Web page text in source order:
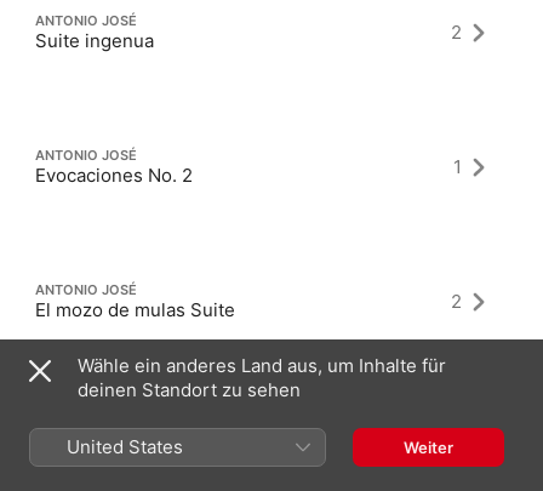
ANTONIO JOSÉ
Suite ingenua 2
ANTONIO JOSÉ
Evocaciones No. 2 1
ANTONIO JOSÉ
El mozo de mulas Suite 2
Wähle ein anderes Land aus, um Inhalte für
deinen Standort zu sehen
United States Weiter